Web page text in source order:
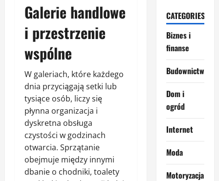
Galerie handlowe
i przestrzenie
wspólne
W galeriach, które każdego
dnia przyciągają setki lub
tysiące osób, liczy się
płynna organizacja i
dyskretna obsługa
czystości w godzinach
otwarcia. Sprzątanie
obejmuje między innymi
dbanie o chodniki, toalety
CATEGORIES
Biznes i
finanse
Budownictwo
Dom i
ogród
Internet
Moda
Motoryzacja